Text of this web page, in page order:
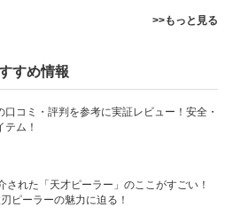
>>もっと見る
すめ情報
口コミ・評判を参考に実証レビュー！安全・
ム！
された「天才ピーラー」のここがすごい！
ピーラーの魅力に迫る！